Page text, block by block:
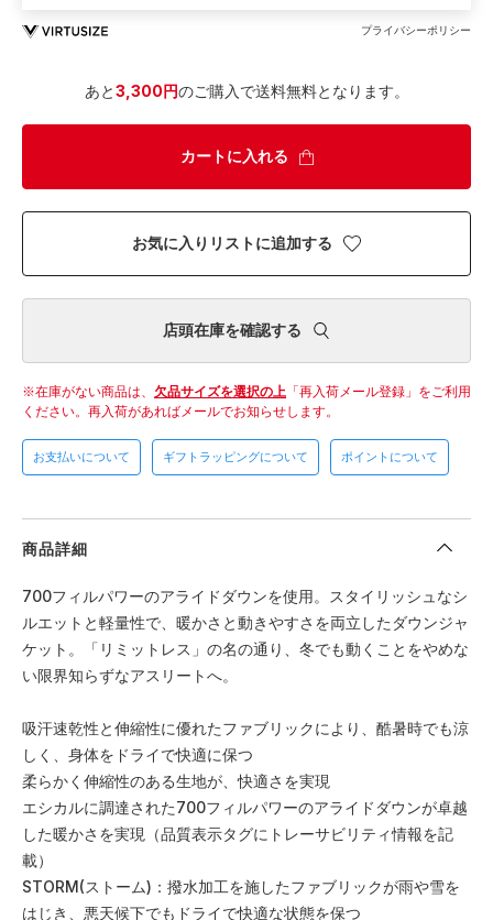
プライバシーポリシー
あと3,300円のご購入で送料無料となります。
カートに入れる
お気に入りリストに追加する
店頭在庫を確認する
在庫がない商品は、 欠品サイズを選択の上 「再入荷メール登録」をご利用
ください。 再入荷があればメールでお知らせします。
お支払いについて ギフトラッピングについて ポイントについて
商品詳細
700フィルパワーのアライドダウンを使用。スタイリッシュなシ
ルエットと軽量性で、暖かさと動きやすさを両立したダウンジャ
ケット。「リミットレス」の名の通り、冬でも動くことをやめな
い限界知らずなアスリートへ。
吸汗速乾性と伸縮性に優れたファブリックにより、酷暑時でも涼
しく、身体をドライで快適に保つ
柔らかく伸縮性のある生地が、快適さを実現
エシカルに調達された700フィルパワーのアライドダウンが卓越
した暖かさを実現（品質表示タグにトレーサビリティ情報を記
載）
STORM(ストーム)：撥水加工を施したファブリックが雨や雪を
はじき、悪天候下でもドライで快適な状態を保つ